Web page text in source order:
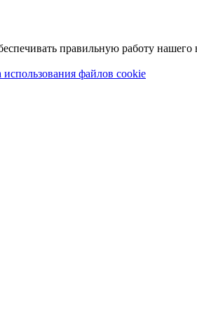
правильную работу нашего
файлов cookie